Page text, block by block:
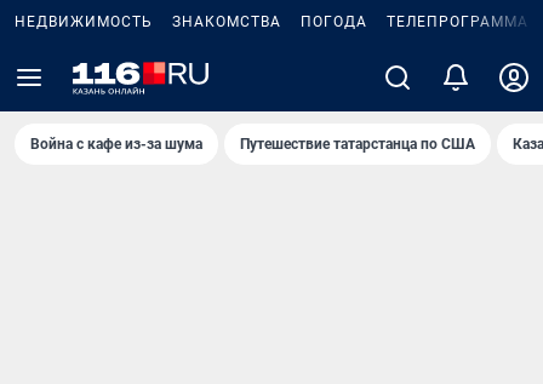
НЕДВИЖИМОСТЬ ЗНАКОМСТВА ПОГОДА ТЕЛЕПРОГРАММА
Война с кафе из-за шума Путешествие татарстанца по США